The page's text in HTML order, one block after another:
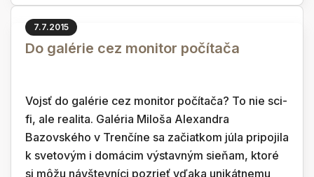
7.7.2015
Do galérie cez monitor počítača
Vojsť do galérie cez monitor počítača? To nie sci-
fi, ale realita. Galéria Miloša Alexandra
Bazovského v Trenčíne sa začiatkom júla pripojila
k svetovým i domácim výstavným sieňam, ktoré
si môžu návštevníci pozrieť vďaka unikátnemu